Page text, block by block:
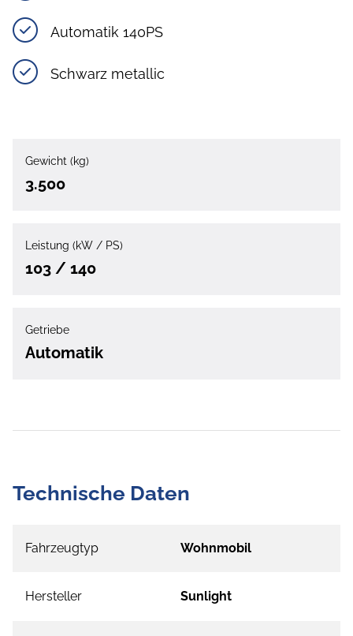
Automatik 140PS
Schwarz metallic
Gewicht (kg)
3.500
Leistung (kW / PS)
103 / 140
Getriebe
Automatik
Technische Daten
Fahrzeugtyp Wohnmobil
Hersteller Sunlight